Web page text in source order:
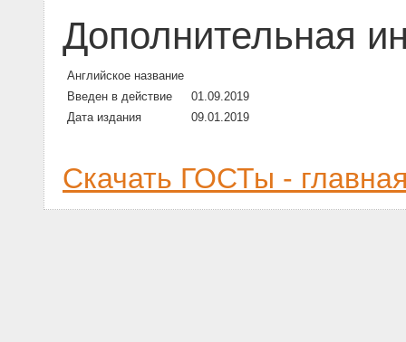
Дополнительная
Английское название
Введен в действие
01.09.2019
Дата издания
09.01.2019
Скачать ГОСТы -